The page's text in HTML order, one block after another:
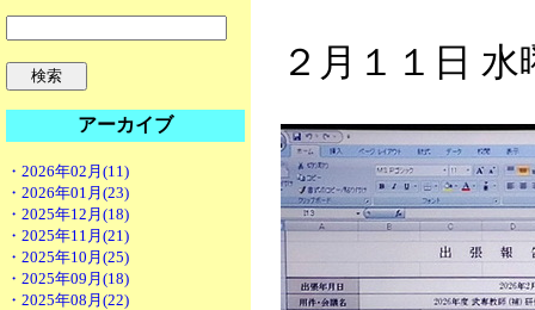
アーカイブ
・2026年02月(11)
・2026年01月(23)
・2025年12月(18)
・2025年11月(21)
・2025年10月(25)
・2025年09月(18)
・2025年08月(22)
２月１１日